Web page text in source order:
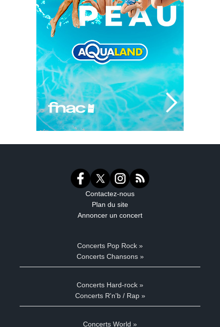
Contactez-nous
Plan du site
Annoncer un concert
Concerts Pop Rock »
Concerts Chansons »
Concerts Hard-rock »
Concerts R'n'b / Rap »
Concerts World »